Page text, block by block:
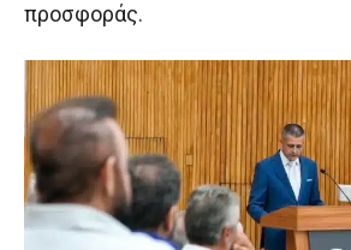
προσφοράς.